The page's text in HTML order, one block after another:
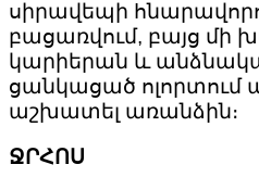
սիրավեպի
բացառվում, բայց մի
կարիերան և
ցանկացած ոլորտում
աշխատել առանձին։
ՋՐՀՈՍ